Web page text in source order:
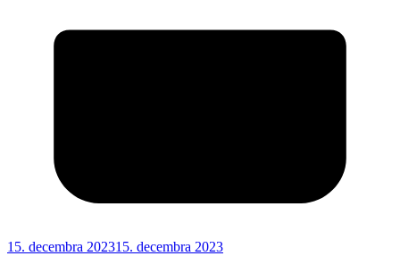
15. decembra 202315. decembra 2023